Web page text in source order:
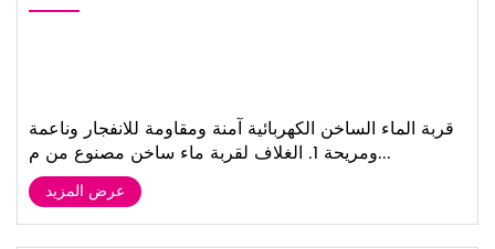
قربة الماء الساخن الكهربائية آمنة ومقاومة للانفجار وناعمة
ومريحة 1. الغلاف لقربة ماء ساخن مصنوع من م...
عرض المزيد